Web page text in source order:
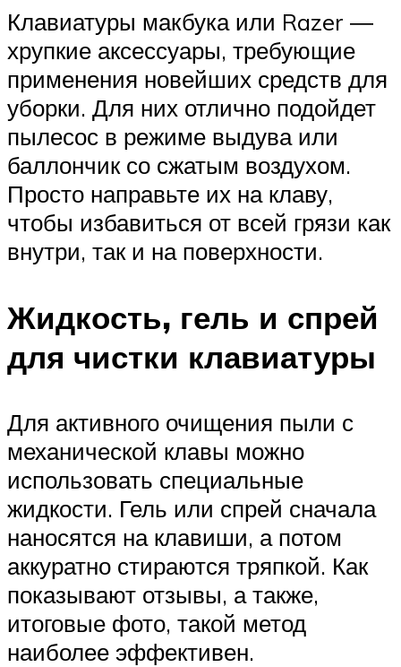
Клавиатуры макбука или Razer ―
хрупкие аксессуары, требующие
применения новейших средств для
уборки. Для них отлично подойдет
пылесос в режиме выдува или
баллончик со сжатым воздухом.
Просто направьте их на клаву,
чтобы избавиться от всей грязи как
внутри, так и на поверхности.
Жидкость, гель и спрей
для чистки клавиатуры
Для активного очищения пыли с
механической клавы можно
использовать специальные
жидкости. Гель или спрей сначала
наносятся на клавиши, а потом
аккуратно стираются тряпкой. Как
показывают отзывы, а также,
итоговые фото, такой метод
наиболее эффективен.